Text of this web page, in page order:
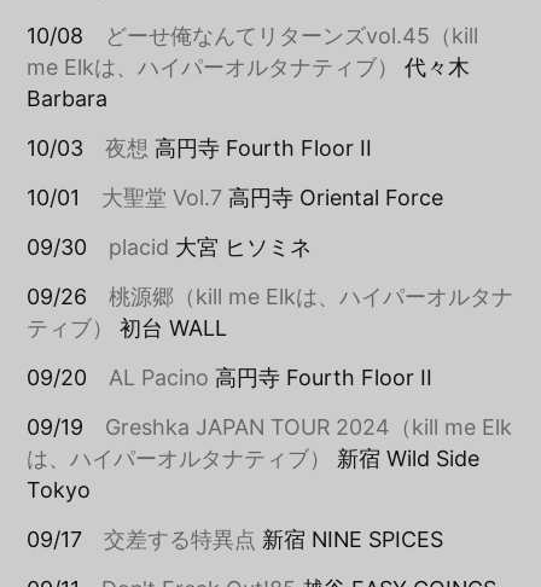
10/08
どーせ俺なんてリターンズvol.45（kill
me Elkは、ハイパーオルタナティブ）
代々木
Barbara
10/03夜想 高円寺 Fourth Floor II
10/01 大聖堂 Vol.7 高円寺 Oriental Force
09/30 placid 大宮 ヒソミネ
09/26桃源郷（kill me Elkは、ハイパーオルタナ
ティブ）
初台 WALL
09/20 AL Pacino 高円寺 Fourth Floor II
09/19 Greshka JAPAN TOUR 2024（kill me Elk
は、ハイパーオルタナティブ）
新宿 Wild Side
Tokyo
09/17交差する特異点 新宿 NINE SPICES